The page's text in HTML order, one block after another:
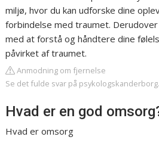
miljø, hvor du kan udforske dine
forbindelse med traumet.
med at forstå og håndtere dine
påvirket af traumet.
Anmodning om fjernelse
Se det fulde svar på
Hvad er en god
Hvad er omsorg